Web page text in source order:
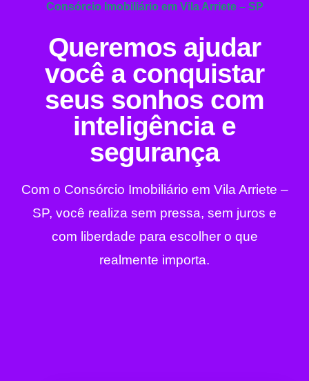
Consórcio Imobiliário em Vila Arriete – SP
Queremos ajudar
você a conquistar
seus sonhos com
inteligência e
segurança
Com o Consórcio Imobiliário em Vila Arriete –
SP, você realiza sem pressa, sem juros e
com liberdade para escolher o que
realmente importa.